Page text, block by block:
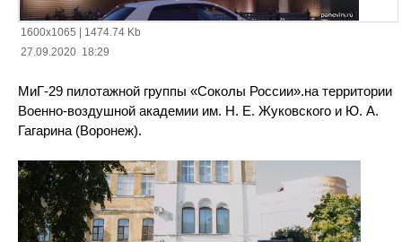
1600x1065
1474.74 Kb
27.09.2020 18:29
МиГ-29 пилотажной группы «Соколы России».на территории
Военно-воздушной академии им. Н. Е. Жуковского и Ю. А.
Гагарина (Воронеж).